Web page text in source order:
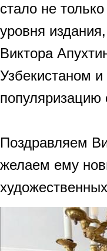
стало не
уровня
Виктора
Узбекистаном
популяризацию
Поздравляем
желаем ему